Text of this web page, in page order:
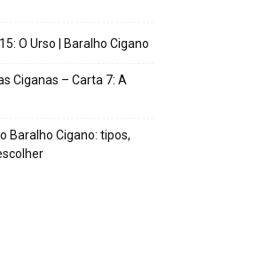
O Urso | Baralho Cigano
Ciganas – Carta 7: A
Baralho Cigano: tipos,